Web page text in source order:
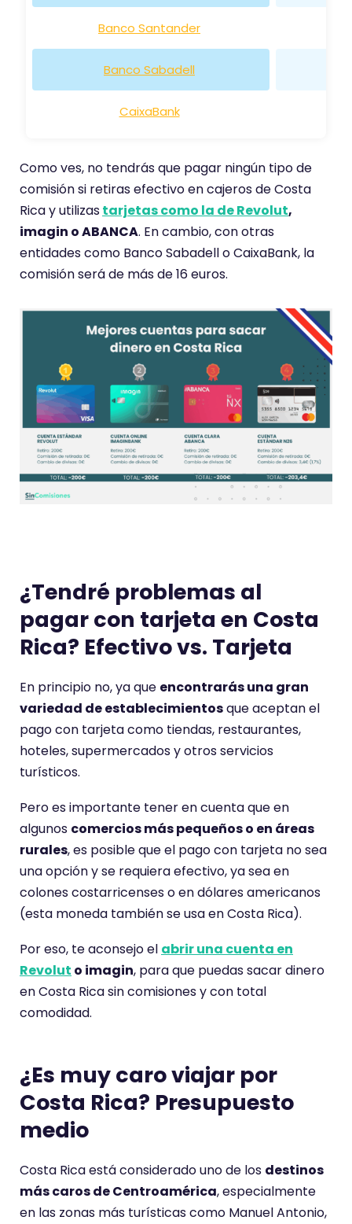
Banco Santander
Banco Sabadell
CaixaBank
Como ves, no tendrás que pagar ningún tipo de
comisión si retiras efectivo en cajeros de Costa
Rica y utilizastarjetas como la de Revolut,
imagin o ABANCA. En cambio, con otras
entidades como Banco Sabadell o CaixaBank, la
comisión será de más de 16 euros.
¿Tendré problemas al
pagar con tarjeta en Costa
Rica? Efectivo vs. Tarjeta
En principio no, ya que encontrarás una gran
variedad de establecimientosque aceptan el
pago con tarjeta como tiendas, restaurantes,
hoteles, supermercados y otros servicios
turísticos.
Pero es importante tener en cuenta que en
algunos comercios más pequeños o en áreas
rurales, es posible que el pago con tarjeta no sea
una opción y se requiera efectivo, ya sea en
colones costarricenses o en dólares americanos
(esta moneda también se usa en Costa Rica).
Por eso, te aconsejo el abrir una cuenta en
Revolut o imagin, para que puedas sacar dinero
en Costa Rica sin comisiones y con total
comodidad.
¿Es muy caro viajar por
Costa Rica? Presupuesto
medio
Costa Rica está considerado uno de los destinos
más caros de Centroamérica, especialmente
en las zonas más turísticas como Manuel Antonio,